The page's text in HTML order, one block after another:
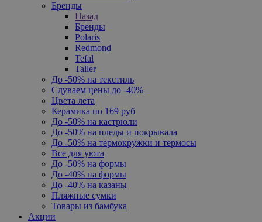
Бренды
Назад
Бренды
Polaris
Redmond
Tefal
Taller
До -50% на текстиль
Сдуваем цены до -40%
Цвета лета
Керамика по 169 руб
До -50% на кастрюли
До -50% на пледы и покрывала
До -50% на термокружки и термосы
Все для уюта
До -50% на формы
До -40% на формы
До -40% на казаны
Пляжные сумки
Товары из бамбука
Акции